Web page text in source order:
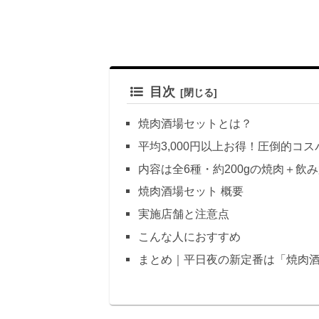
目次
焼肉酒場セットとは？
平均3,000円以上お得！圧倒的コス
内容は全6種・約200gの焼肉＋飲
焼肉酒場セット 概要
実施店舗と注意点
こんな人におすすめ
まとめ｜平日夜の新定番は「焼肉酒